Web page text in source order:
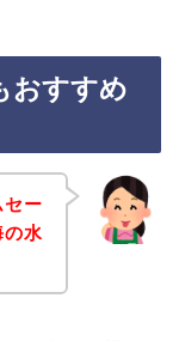
おすすめ
ー
の水